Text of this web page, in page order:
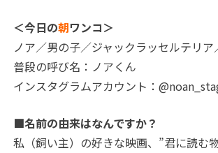
＜今日の朝ワンコ＞
ノア／男の子／ジャックラッセルテリア
普段の呼び名：ノアくん
インスタグラムアカウント：
■名前の由来はなんですか？
私（飼い主）の好きな映画、”君に読む